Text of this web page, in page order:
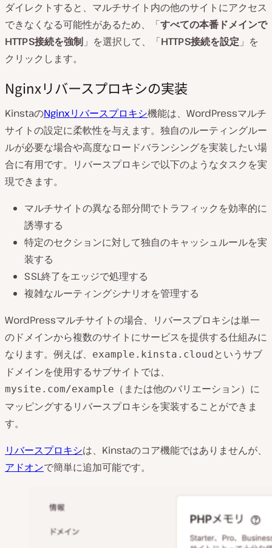
ダイレクトすると、マルチサイト内の他のサイトにアクセス
できなくなる可能性があるため、「すべての本番ドメインで
HTTPS接続を強制 」を選択して、「HTTPS接続を設定 」を
クリックします。
Nginxリバースプロキシの実装
KinstaのNginxリバースプロキシ機能は、WordPressマルチ
サイトの設定に柔軟性を与えます。独自のルーティングルー
ルが必要な場合や高度なロードバランシングを実装したい場
合に有用です。リバースプロキシで以下のようなタスクを実
現できます。
マルチサイトの異なる部分間でトラフィックを効率的に
誘導する
特定のセクションに対して独自のキャッシュルールを実
装する
SSL終了をエッジで処理する
複雑なルーティングシナリオを管理する
WordPressマルチサイトの場合、リバースプロキシは単一
のドメインから複数のサイトにサービスを提供する仕組みに
なります。例えば、
example.kinsta.cloud というサブ
ドメインを使用するサブサイトでは、
mysite.com/example （または他のバリエーション）に
マッピングするリバースプロキシを実装することができま
す。
リバースプロキシは、Kinstaのコア機能ではありませんが、
アドオンで簡単に追加可能です。